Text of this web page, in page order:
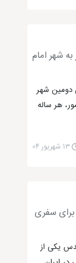
شهر امام
دومین شهر
هر ساله
۱۳ شهریور ۰۴
سفری
یکی از